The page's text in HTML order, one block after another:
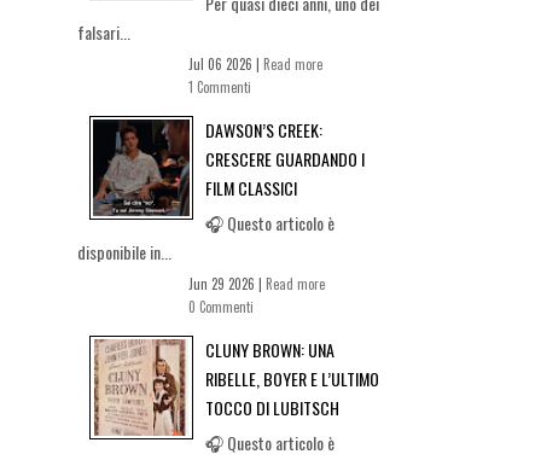
falsari...
Jul 06 2026 | Read more
1 Commenti
DAWSON’S CREEK:
CRESCERE GUARDANDO I
FILM CLASSICI
🎧 Questo articolo è
disponibile in...
Jun 29 2026 | Read more
0 Commenti
CLUNY BROWN: UNA
RIBELLE, BOYER E L’ULTIMO
TOCCO DI LUBITSCH
🎧 Questo articolo è